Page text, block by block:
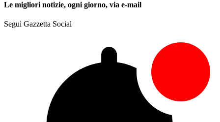
Le migliori notizie, ogni giorno, via e-mail
Segui Gazzetta Social